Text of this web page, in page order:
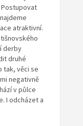
Postupovat
atraktivní.
derby
druhé
tak, věci se
negativně
v půlce
I odcházet a